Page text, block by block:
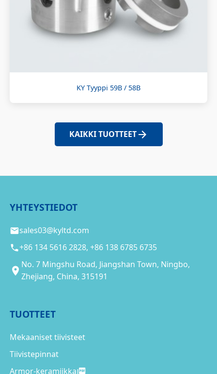
KY Tyyppi 59B / 58B
KAIKKI TUOTTEET
YHTEYSTIEDOT
sales03@kyltd.com
+86 134 5616 2828, +86 138 6785 6735
No. 7 Mingshu Road, Jiangshan Town, Ningbo,
Zhejiang, China, 315191
TUOTTEET
Mekaaniset tiivisteet
Tiivistepinnat
Armor-keramiikka